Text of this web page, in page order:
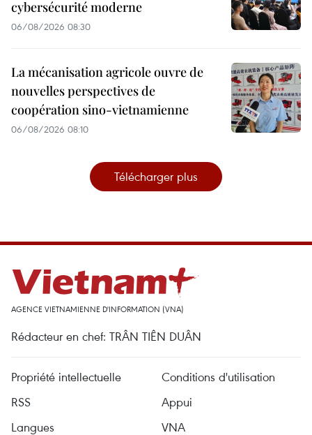
cybersécurité moderne
06/08/2026 08:30
La mécanisation agricole ouvre de
nouvelles perspectives de
coopération sino-vietnamienne
06/08/2026 08:10
Télécharger plus
AGENCE VIETNAMIENNE D'INFORMATION (VNA)
Rédacteur en chef: TRÂN TIÊN DUÂN
Propriété intellectuelle
Conditions d'utilisation
RSS
Appui
Langues
VNA